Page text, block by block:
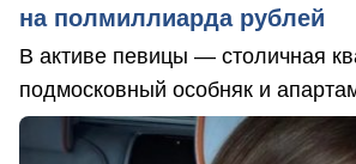
на полмиллиарда рублей
В активе певицы — столичная
подмосковный особняк и